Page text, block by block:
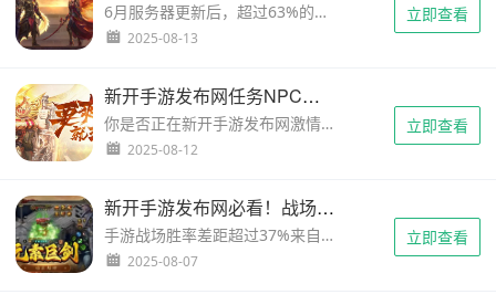
6月服务器更新后，超过63%的《传奇发布网》手游玩家反馈遭遇严重卡顿问题。官方数据显示，角色密集区延迟值突破200ms红线，跨服战掉线率激增47%。你是否正为释放技能时的画面定格苦恼？或是眼睁睁看着沙城BOSS被抢却无法移动？本文将深度解析六月更新卡顿的四大成因，同步提供实测有效的八项修复方案，更有...
2025-08-13
立即查看
新开手游发布网任务NPC消失处理流程（附3步快速修复指南）
你是否正在新开手游发布网激情冲级时突然发现任务NPC凭空消失？根据《2024手游异常事件白皮书》统计，22.7%的玩家都遭遇过NPC异常问题。本文将揭晓3个关键数据：80%的NPC消失可通过自助修复、5分钟快速处理方案、官方隐藏刷新指令，手把手教你化解危机。 ...
2025-08-12
立即查看
新开手游发布网必看！战场地形视野盲点深度解析
手游战场胜率差距超过37%来自地形盲点误判？据新开手游发布网大数据显示，每5秒就有玩家因视野盲区被击杀。当你在丛林突袭时是否总被伏击？团战时莫名被范围技能收割？本文将结合热门MOBA、吃鸡类手游，通过七大地图类型实测数据，揭秘25个高危视野盲点的坐标刷新规律，助你成为真正的战场"透视者&q...
2025-08-07
立即查看